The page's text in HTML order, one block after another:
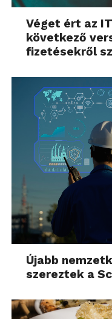
Véget ért az
következő
fizetésekről
Újabb
szereztek a